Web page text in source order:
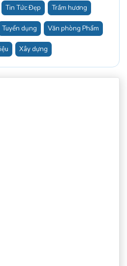
Tin Tức Đẹp Trầm hương
Tuyển dụng Văn phòng Phẩm
Xây dựng